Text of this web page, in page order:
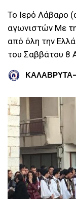
Το Ιερό Λάβαρο
αγωνιστών Με
από όλη την
του Σαββάτου 8
ΚΑΛΑΒΡΥΤΑ-